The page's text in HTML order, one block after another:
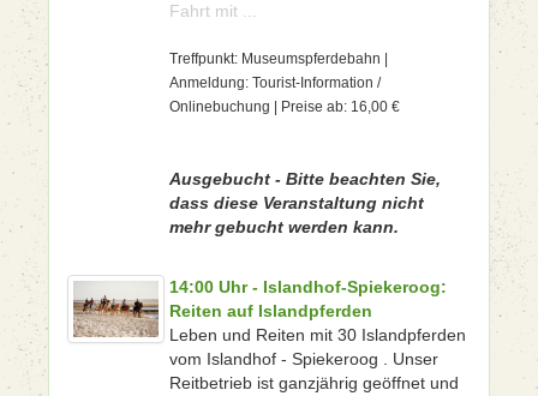
Fahrt mit ...
Treffpunkt: Museumspferdebahn |
Anmeldung: Tourist-Information /
Onlinebuchung | Preise ab: 16,00 €
Ausgebucht - Bitte beachten Sie,
dass diese Veranstaltung nicht
mehr gebucht werden kann.
14:00 Uhr - Islandhof-Spiekeroog:
Reiten auf Islandpferden
Leben und Reiten mit 30 Islandpferden
vom Islandhof - Spiekeroog . Unser
Reitbetrieb ist ganzjährig geöffnet und